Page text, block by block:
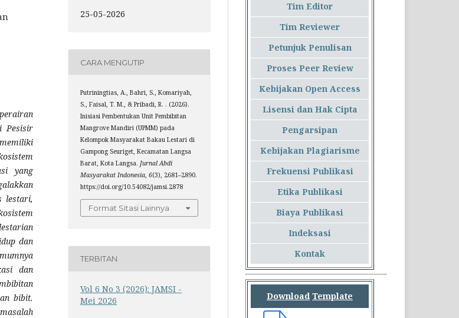
Pesisir
yang
lestari,
dan
dan
bibit.
25-05-2026
CARA MENGUTIP
Putriningtias, A., Bahri, S., Komariyah,
S., Faisal, T. M., & Pribadi, R. . (2026).
Inisiasi Pembentukan Unit Pembibitan
Mangrove Mandiri (UPMM) pada
Kelompok Masyarakat Bakau Lestari di
Gampong Seuriget, Kecamatan Langsa
Barat, Kota Langsa.Jurnal Abdi
Masyarakat Indonesia,6(3), 2681–2890.
https://doi.org/10.54082/jamsi.2878
Format Sitasi Lainnya
TERBITAN
Vol 6 No 3 (2026): JAMSI -
Mei 2026
Tim Editor
Tim Reviewer
Petunjuk Penulisan
Proses Peer Review
Kebijakan Open Access
Lisensi dan Hak Cipta
Pengarsipan
Kebijakan Plagiarisme
Frekuensi Publikasi
Etika Publikasi
Biaya Publikasi
Indeksasi
Kontak
Download Template